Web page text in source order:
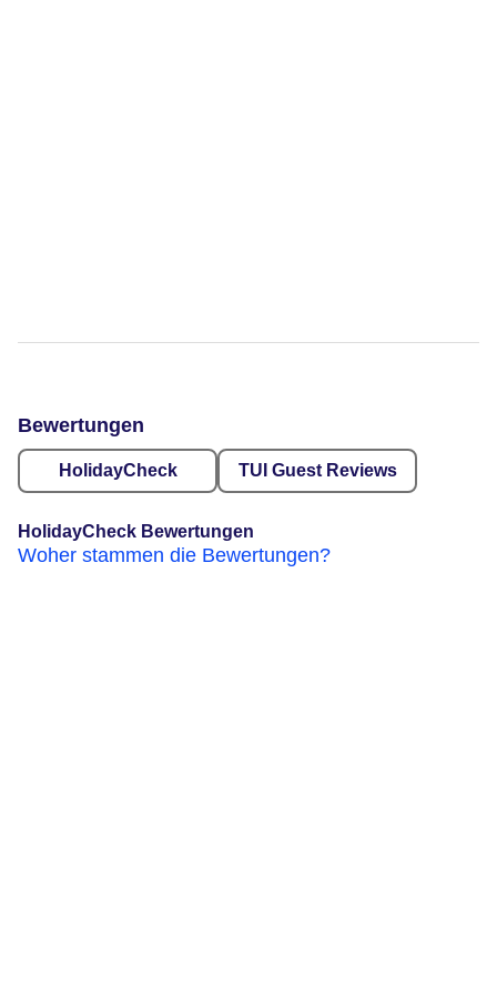
Bewertungen
HolidayCheck TUI Guest Reviews
HolidayCheck Bewertungen
Woher stammen die Bewertungen?